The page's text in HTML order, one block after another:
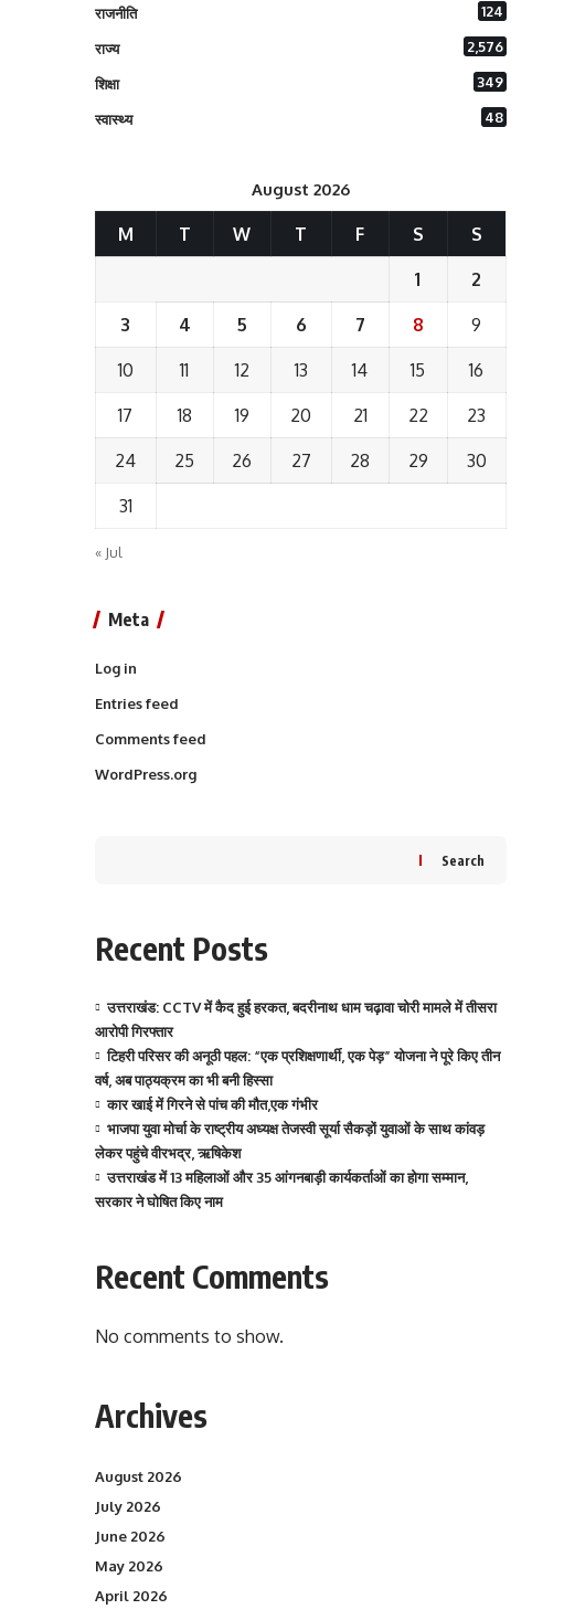
राजनीति 124
राज्य 2,576
शिक्षा 349
स्वास्थ्य 48
August 2026
M T W T F S S
1 2
3 4 5 6 7 8 9
10 11 12 13 14 15 16
17 18 19 20 21 22 23
24 25 26 27 28 29 30
31
« Jul
Meta
Log in
Entries feed
Comments feed
WordPress.org
Search
Recent Posts
उत्तराखंड: CCTV में कैद हुई हरकत, बदरीनाथ धाम चढ़ावा चोरी मामले में तीसरा
आरोपी गिरफ्तार
टिहरी परिसर की अनूठी पहल: “एक प्रशिक्षणार्थी, एक पेड़” योजना ने पूरे किए तीन
वर्ष, अब पाठ्यक्रम का भी बनी हिस्सा
कार खाई में गिरने से पांच की मौत,एक गंभीर
भाजपा युवा मोर्चा के राष्ट्रीय अध्यक्ष तेजस्वी सूर्या सैकड़ों युवाओं के साथ कांवड़
लेकर पहुंचे वीरभद्र, ऋषिकेश
उत्तराखंड में 13 महिलाओं और 35 आंगनबाड़ी कार्यकर्ताओं का होगा सम्मान,
सरकार ने घोषित किए नाम
Recent Comments
No comments to show.
Archives
August 2026
July 2026
June 2026
May 2026
April 2026